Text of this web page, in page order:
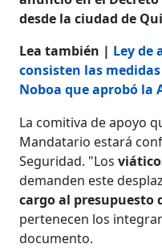
desde la ciudad de
Lea también | Ley de
consisten las
Noboa que aprobó la
La comitiva de apoyo
Mandatario estará
Seguridad. "Los
demanden este
cargo al presupuesto
pertenecen los
documento.